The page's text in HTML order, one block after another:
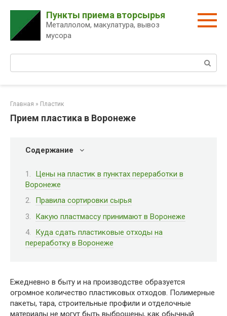
контенту
Пункты приема вторсырья
Металлолом, макулатура, вывоз
мусора
Главная » Пластик
Прием пластика в Воронеже
Содержание
Цены на пластик в пунктах переработки в
Воронеже
Правила сортировки сырья
Какую пластмассу принимают в Воронеже
Куда сдать пластиковые отходы на
переработку в Воронеже
Ежедневно в быту и на производстве образуется
огромное количество пластиковых отходов. Полимерные
пакеты, тара, строительные профили и отделочные
материалы не могут быть выброшены, как обычный